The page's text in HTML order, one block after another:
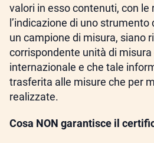
valori in esso contenuti, con le
l’indicazione di uno
un campione di misura, siano
corrispondente unità di
internazionale e che tale
trasferita alle misure che per
realizzate.
Cosa NON garantisce il